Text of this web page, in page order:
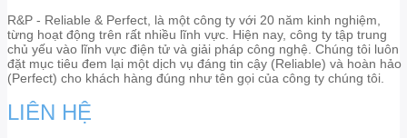
R&P - Reliable & Perfect, là một công ty với 20 năm kinh nghiệm,
từng hoạt động trên rất nhiều lĩnh vực. Hiện nay, công ty tập trung
chủ yếu vào lĩnh vực điện tử và giải pháp công nghệ. Chúng tôi luôn
đặt mục tiêu đem lại một dịch vụ đáng tin cậy (Reliable) và hoàn hảo
(Perfect) cho khách hàng đúng như tên gọi của công ty chúng tôi.
LIÊN HỆ